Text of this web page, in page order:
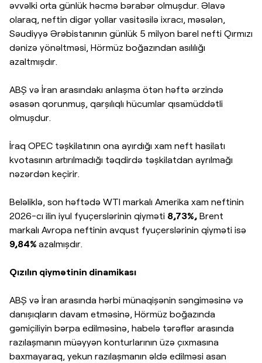
əvvəlki orta günlük həcmə bərabər olmuşdur. Əlavə
olaraq, neftin digər yollar vasitəsilə ixracı, məsələn,
Səudiyyə Ərəbistanının günlük 5 milyon barel nefti Qırmızı
dənizə yönəltməsi, Hörmüz boğazından asılılığı
azaltmışdır.
ABŞ və İran arasındakı anlaşma ötən həftə ərzində
əsasən qorunmuş, qarşılıqlı hücumlar qısamüddətli
olmuşdur.
İraq OPEC təşkilatının ona ayırdığı xam neft hasilatı
kvotasının artırılmadığı təqdirdə təşkilatdan ayrılmağı
nəzərdən keçirir.
Beləliklə, son həftədə WTI markalı Amerika xam neftinin
2026-cı ilin iyul fyuçerslərinin qiyməti 8,73%, Brent
markalı Avropa neftinin avqust fyuçerslərinin qiyməti isə
9,84% azalmışdır.
Qızılın qiymətinin dinamikası
ABŞ və İran arasında hərbi münaqişənin səngiməsinə və
danışıqların davam etməsinə, Hörmüz boğazında
gəmiçiliyin bərpa edilməsinə, habelə tərəflər arasında
razılaşmanın müəyyən konturlarının üzə çıxmasına
baxmayaraq, yekun razılaşmanın əldə edilməsi asan